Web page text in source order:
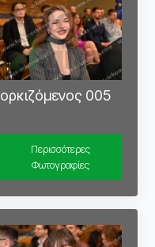
ορκιζόμενος 005
Περισσότερες
Φωτογραφίες